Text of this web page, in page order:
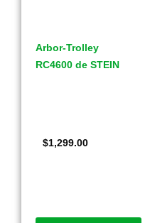
Arbor-Trolley
RC4600 de STEIN
$1,299.00